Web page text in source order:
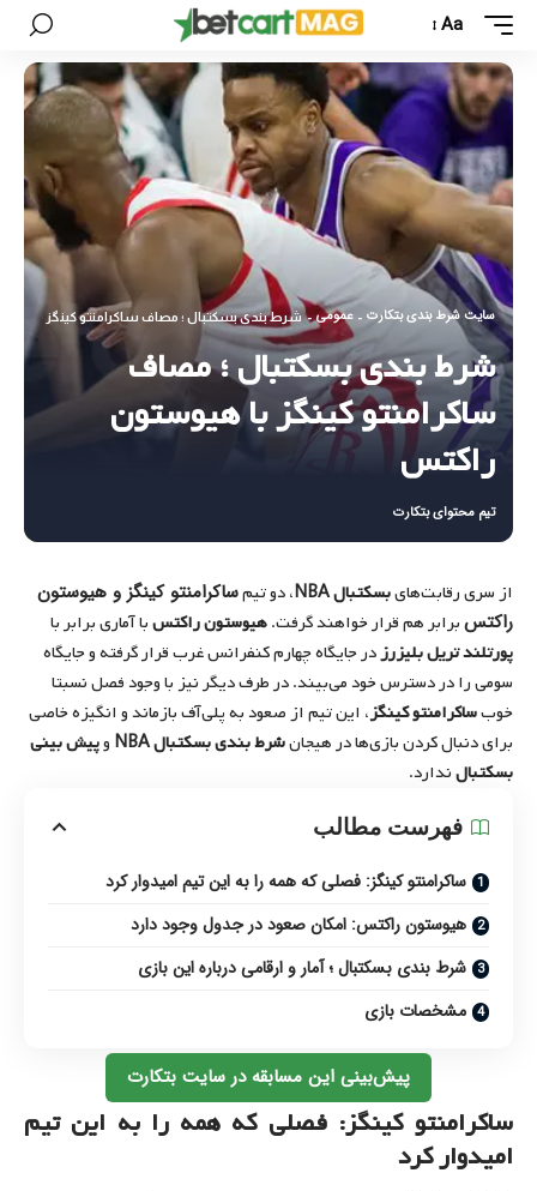
Aa
سایت شرط بندی بتکارت - عمومی - شرط بندی بسکتبال ؛ مصاف ساکرامنتو کینگز با
شرط بندی بسکتبال ؛ مصاف
ساکرامنتو کینگز با هیوستون
راکتس
تیم محتوای بتکارت
از سری رقابت‌هایبسکتبال NBA ، دو تیمساکرامنتو کینگز و هیوستون
راکتسبرابر هم قرار خواهند گرفت.هیوستون راکتسبا آماری برابر با
پورتلند تریل بلیزرزدر جایگاه چهارم کنفرانس غرب قرار گرفته و جایگاه
سومی را در دسترس خود می‌بیند. در طرف دیگر نیز با وجود فصل نسبتا
خوبساکرامنتو کینگز، این تیم از صعود به پلی‌آف بازماند و انگیزه خاصی
برای دنبال کردن بازی‌ها در هیجانشرط بندی بسکتبال NBA وپیش بینی
بسکتبالندارد.
فهرست مطالب
ساکرامنتو کینگز: فصلی که همه را به این تیم امیدوار کرد
هیوستون راکتس: امکان صعود در جدول وجود دارد
شرط بندی بسکتبال ؛ آمار و ارقامی درباره این بازی
مشخصات بازی
پیش‌بینی این مسابقه در سایت بتکارت
ساکرامنتو کینگز: فصلی که همه را به این تیم
امیدوار کرد